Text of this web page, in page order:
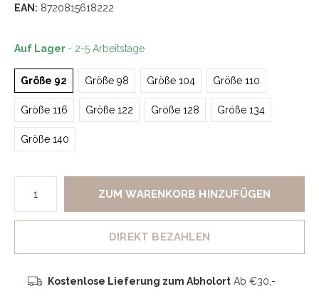
EAN: 8720815618222
Auf Lager - 2-5 Arbeitstage
Größe 92 Größe 98 Größe 104 Größe 110
Größe 116 Größe 122 Größe 128 Größe 134
Größe 140
ZUM WARENKORB HINZUFÜGEN
DIREKT BEZAHLEN
Kostenlose Lieferung zum AbholortAb €30,-